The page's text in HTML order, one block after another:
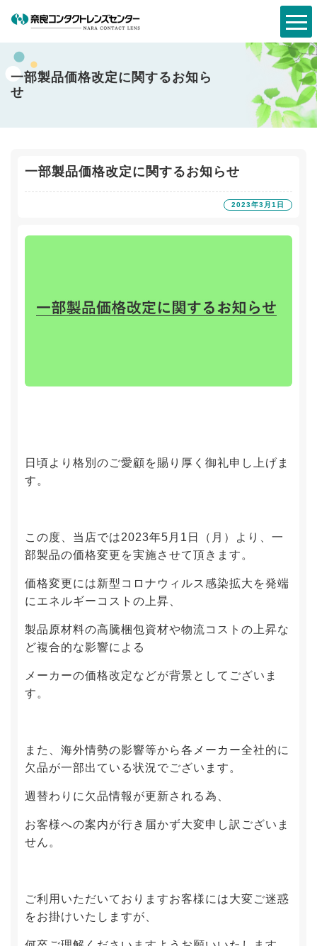
一部製品価格改定に関するお知ら
せ
一部製品価格改定に関するお知らせ
2023年3月1日
日頃より格別のご愛顧を賜り厚く御礼申し上げま
す。
この度、当店では2023年5月1日（月）より、一
部製品の価格変更を実施させて頂きます。
価格変更には新型コロナウィルス感染拡大を発端
にエネルギーコストの上昇、
製品原材料の高騰梱包資材や物流コストの上昇な
ど複合的な影響による
メーカーの価格改定などが背景としてございま
す。
また、海外情勢の影響等から各メーカー全社的に
欠品が一部出ている状況でございます。
週替わりに欠品情報が更新される為、
お客様への案内が行き届かず大変申し訳ございま
せん。
ご利用いただいておりますお客様には大変ご迷惑
をお掛けいたしますが、